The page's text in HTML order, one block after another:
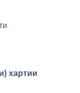
хартии